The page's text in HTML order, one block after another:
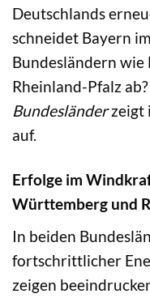
Deutschlands
schneidet Bayern
Bundesländern
Rheinland-Pfalz
Bundesländerzeigt
auf.
Erfolge im
Württemberg und
In beiden
fortschrittlicher
zeigen